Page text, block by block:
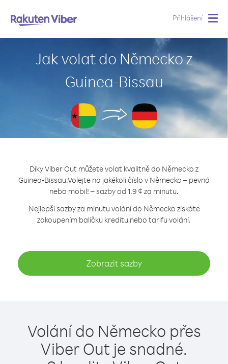
Přihlášení
Jak volat do Německo z
Guinea-Bissau
Díky Viber Out můžete volat kvalitně do Německo z
Guinea-Bissau.Volejte na jakékoli číslo v Německo – pevná
nebo mobil! – sazby od 1.9 ¢ za minutu.
Nejlepší sazby za minutu volání do Německo získáte
zakoupením balíčku kreditu nebo tarifu volání.
Zobrazit sazby
Volání do Německo přes
Viber Out je snadné.